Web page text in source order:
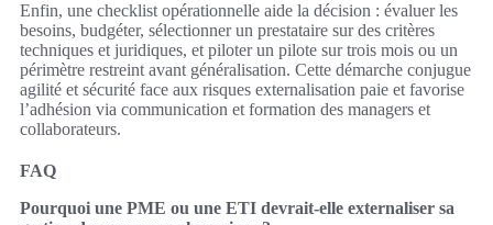
Enfin, une checklist opérationnelle aide la décision : évaluer les
besoins, budgéter, sélectionner un prestataire sur des critères
techniques et juridiques, et piloter un pilote sur trois mois ou un
périmètre restreint avant généralisation. Cette démarche conjugue
agilité et sécurité face aux risques externalisation paie et favorise
l’adhésion via communication et formation des managers et
collaborateurs.
FAQ
Pourquoi une PME ou une ETI devrait-elle externaliser sa